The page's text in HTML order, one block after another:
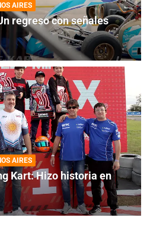
AIRES
regreso con señales
AIRES
Kart: Hizo historia en